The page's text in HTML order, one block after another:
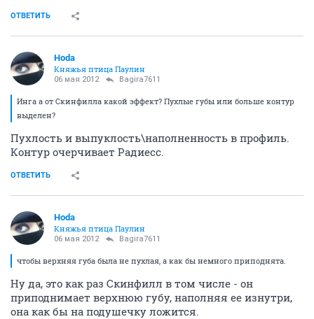
ОТВЕТИТЬ
Hoda
Княжья птица Паулин
06 мая 2012 Bagira7611
Инга а от Скинфилла какой эффект? Пухлые губы или больше контур
выделен?
Пухлость и выпуклость\наполненность в профиль.
Контур очерчивает Радиесс.
ОТВЕТИТЬ
Hoda
Княжья птица Паулин
06 мая 2012 Bagira7611
чтобы верхняя губа была не пухлая, а как бы немного приподнята.
Ну да, это как раз Скинфилл в том числе - он
приподнимает верхнюю губу, наполняя ее изнутри,
она как бы на подушечку ложится.